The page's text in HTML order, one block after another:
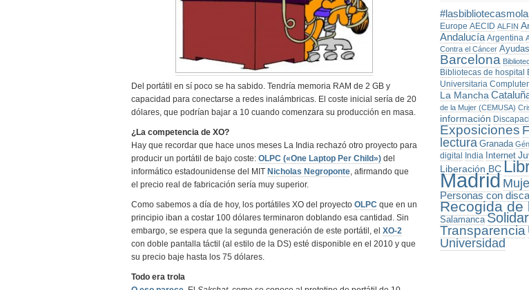
Del portátil en sí poco se ha sabido. Tendría memoria RAM de 2 GB y
capacidad para conectarse a redes inalámbricas. El coste inicial sería de 20
dólares, que podrían bajar a 10 cuando comenzara su producción en masa.
¿La competencia de XO?
Hay que recordar que hace unos meses La India rechazó otro proyecto para
producir un portátil de bajo coste: OLPC («One Laptop Per Child») del
informático estadounidense del MIT Nicholas Negroponte, afirmando que
el precio real de fabricación sería muy superior.
Como sabemos a día de hoy, los portátiles XO del proyecto OLPC que en un
principio iban a costar 100 dólares terminaron doblando esa cantidad. Sin
embargo, se espera que la segunda generación de este portátil, el XO-2
con doble pantalla táctil (al estilo de la DS) esté disponible en el 2010 y que
su precio baje hasta los 75 dólares.
Todo era trola
Europe AECID ALFIN
Andalucía Argentina
Contra el Cáncer
Barcelona
Bibliotecas de hospital
Universitaria
La Mancha
de la Mujer (CEMUSA)
información
Exposiciones
lectura Granada
digital
India Internet
Liberación BC
Madrid
Personas con
Recogida de
Salamanca
Transparencia
Universidad